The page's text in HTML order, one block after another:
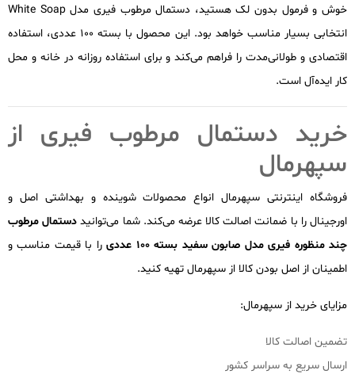
خوش و فرمول بدون لک هستید، دستمال مرطوب فیری مدل White Soap
انتخابی بسیار مناسب خواهد بود. این محصول با بسته ۱۰۰ عددی، استفاده
اقتصادی و طولانی‌مدت را فراهم می‌کند و برای استفاده روزانه در خانه و محل
کار ایده‌آل است.
خرید دستمال مرطوب فیری از
سپهرمال
فروشگاه اینترنتی سپهرمال انواع محصولات شوینده و بهداشتی اصل و
اورجینال را با ضمانت اصالت کالا عرضه می‌کند. شما می‌توانید دستمال مرطوب
چند منظوره فیری مدل صابون سفید بسته ۱۰۰ عددی
را با قیمت مناسب و
اطمینان از اصل بودن کالا از سپهرمال تهیه کنید.
مزایای خرید از سپهرمال:
تضمین اصالت کالا
ارسال سریع به سراسر کشور